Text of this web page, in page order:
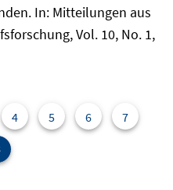
In: Mitteilungen aus
Vol. 10, No. 1,
4 5 6
7